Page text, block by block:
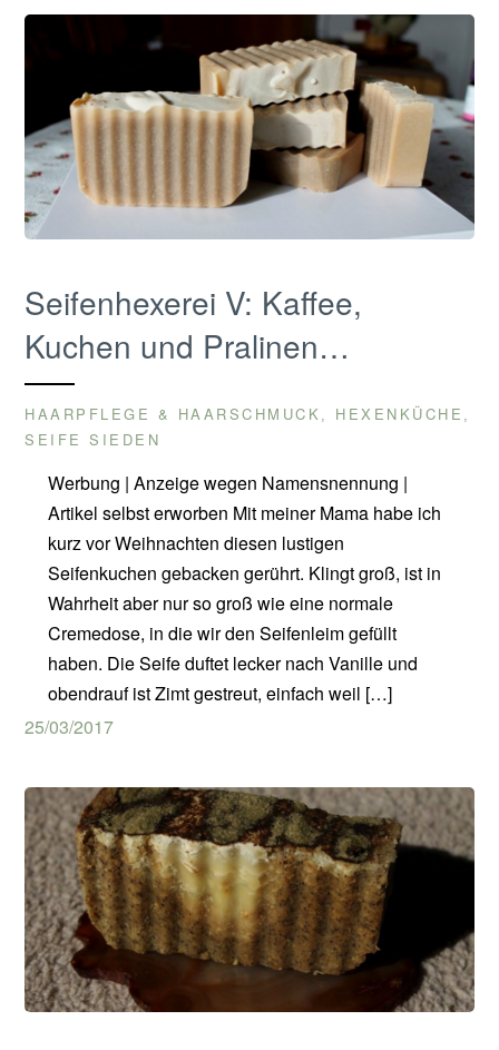
Seifenhexerei V: Kaffee,
Kuchen und Pralinen…
HAARPFLEGE & HAARSCHMUCK HEXENKÜCHE
SEIFE SIEDEN
Werbung | Anzeige wegen Namensnennung |
Artikel selbst erworben Mit meiner Mama habe ich
kurz vor Weihnachten diesen lustigen
Seifenkuchen gebacken gerührt. Klingt groß, ist in
Wahrheit aber nur so groß wie eine normale
Cremedose, in die wir den Seifenleim gefüllt
haben. Die Seife duftet lecker nach Vanille und
obendrauf ist Zimt gestreut, einfach weil […]
25/03/2017